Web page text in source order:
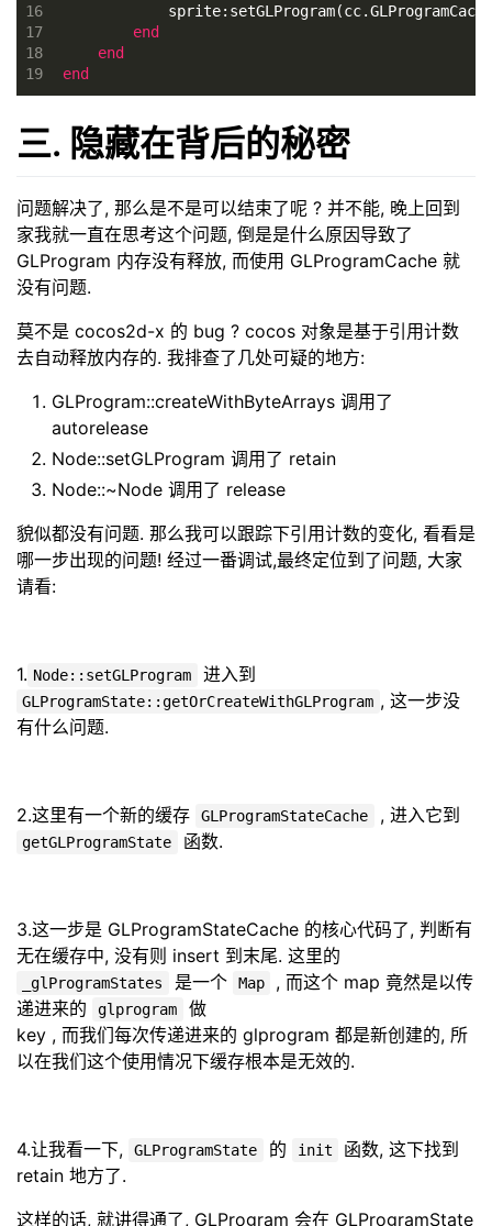
16
17
18
19
end
end
end
三. 隐藏在背后的秘密
问题解决了, 那么是不是可以结束了呢 ? 并不能, 晚上回到
家我就一直在思考这个问题, 倒是是什么原因导致了
GLProgram 内存没有释放, 而使用 GLProgramCache 就
没有问题.
莫不是 cocos2d-x 的 bug ? cocos 对象是基于引用计数
去自动释放内存的. 我排查了几处可疑的地方:
GLProgram::createWithByteArrays 调用了
autorelease
Node::setGLProgram 调用了 retain
Node::~Node 调用了 release
貌似都没有问题. 那么我可以跟踪下引用计数的变化, 看看是
哪一步出现的问题! 经过一番调试,最终定位到了问题, 大家
请看:
1. Node::setGLProgram 进入到
GLProgramState::getOrCreateWithGLProgram , 这一步没
有什么问题.
2.这里有一个新的缓存 GLProgramStateCache , 进入它到
getGLProgramState 函数.
3.这一步是 GLProgramStateCache 的核心代码了, 判断有
无在缓存中, 没有则 insert 到末尾. 这里的
_glProgramStates 是一个 Map
, 而这个 map 竟然是以传
递进来的
glprogram
做
key , 而我们每次传递进来的 glprogram 都是新创建的, 所
以在我们这个使用情况下缓存根本是无效的.
4.让我看一下, GLProgramState 的 init
函数, 这下找到
retain 地方了.
这样的话, 就讲得通了, GLProgram 会在 GLProgramState